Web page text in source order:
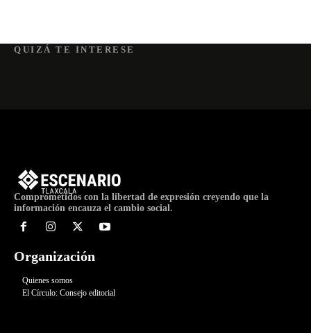
QUIZÁ TE INTERESE
Comprometidos con la libertad de expresión creyendo que la
información encauza el cambio social.
Organización
Quienes somos
El Círculo: Consejo editorial